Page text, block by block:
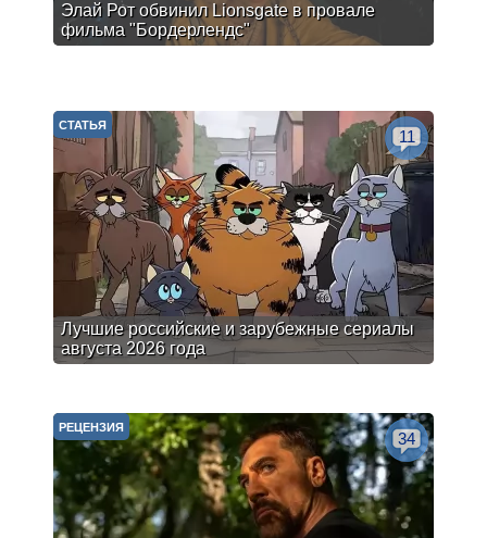
Элай Рот обвинил Lionsgate в провале
фильма "Бордерлендс"
Лучшие российские и зарубежные сериалы
августа 2026 года
СТАТЬЯ
11
РЕЦЕНЗИЯ
34